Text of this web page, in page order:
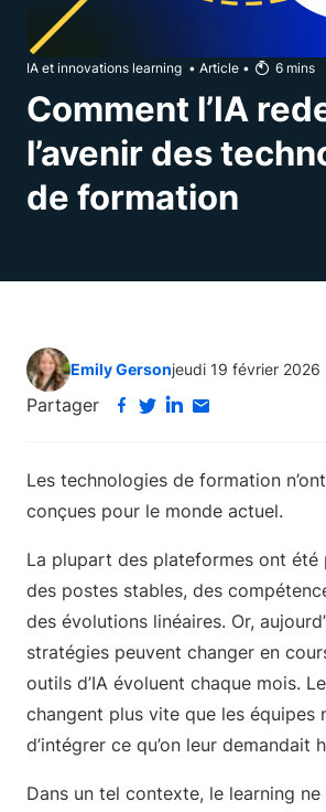
IA et innovations learning • Article • 6 mins
Comment l’IA
l’avenir des
de formation
Emily Gersonjeudi 19 février 2026
Partager
Les technologies de formation
conçues pour le monde actuel.
La plupart des plateformes ont été
des postes stables, des
des évolutions linéaires. Or,
stratégies peuvent changer en
outils d’IA évoluent chaque mois.
changent plus vite que les équipes
d’intégrer ce qu’on leur demandait
Dans un tel contexte, le learning